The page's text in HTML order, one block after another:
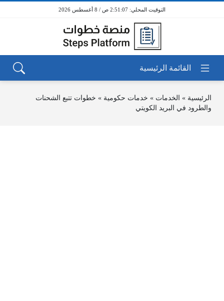
2:51:07 ص / 8 أغسطس 2026
الرئيسية » الخدمات » خدمات حكومية » خطوات تتبع الشحنات
والطرود في البريد الكويتي